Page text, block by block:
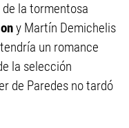
la tormentosa
y Martín Demichelis
un romance
la selección
de Paredes no tardó